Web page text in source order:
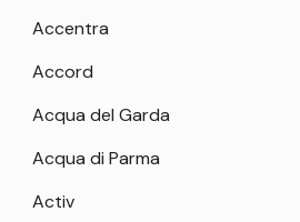
Accentra
Accord
Acqua del Garda
Acqua di Parma
Activ